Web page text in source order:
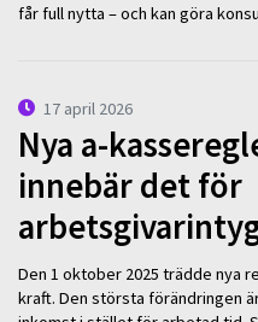
får full nytta – och kan göra
17 april 2026
Nya a-
innebär det för
Den 1 oktober 2025 trädde nya
kraft. Den största förändringen